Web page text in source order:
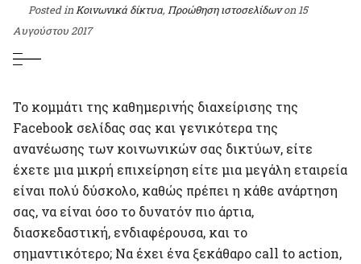
Posted inΚοινωνικά δίκτυα, Προώθηση ιστοσελίδωνon 15
Αυγούστου 2017
Το κομμάτι της καθημερινής διαχείρισης της
Facebook σελίδας σας και γενικότερα της
ανανέωσης των κοινωνικών σας δικτύων, είτε
έχετε μια μικρή επιχείρηση είτε μια μεγάλη εταιρεία
είναι πολύ δύσκολο, καθώς πρέπει η κάθε ανάρτηση
σας, να είναι όσο το δυνατόν πιο άρτια,
διασκεδαστική, ενδιαφέρουσα, και το
σημαντικότερο; Να έχει ένα ξεκάθαρο call to action,